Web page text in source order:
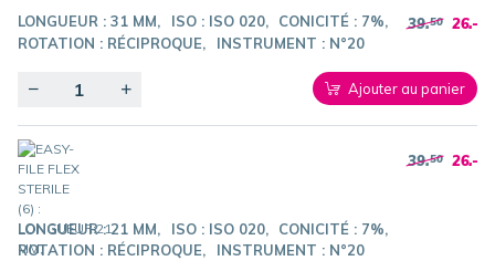
LONGUEUR : 31 MM ISO : ISO 020 CONICITÉ : 7%
ROTATION : RÉCIPROQUE INSTRUMENT : N°20
39.50 26.-
Quantity Ajouter au panier
LONGUEUR :21 MM ISO : ISO 020 CONICITÉ : 7%
ROTATION : RÉCIPROQUE INSTRUMENT : N°20
39.50 26.-